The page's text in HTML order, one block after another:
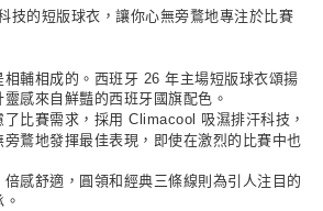
含以上)免運費
技的短版球衣，讓你心無旁鶩地專注於比賽
輔相成的。西班牙 26 年主場短版球衣頌揚
感來自鮮豔的西班牙國旗配色。
比賽需求，採用 Climacool 吸濕排汗科技，
鶩地發揮最佳表現，即使在激烈的比賽中也
感舒適，圓領和經典三條線則為引人注目的